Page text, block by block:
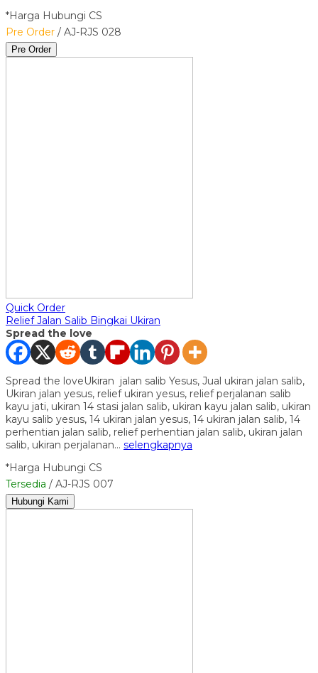
*Harga Hubungi CS
Pre Order / AJ-RJS 028
Pre Order
Quick Order
Relief Jalan Salib Bingkai Ukiran
Spread the love
Spread the loveUkiran jalan salib Yesus, Jual ukiran jalan salib,
Ukiran jalan yesus, relief ukiran yesus, relief perjalanan salib
kayu jati, ukiran 14 stasi jalan salib, ukiran kayu jalan salib, ukiran
kayu salib yesus, 14 ukiran jalan yesus, 14 ukiran jalan salib, 14
perhentian jalan salib, relief perhentian jalan salib, ukiran jalan
salib, ukiran perjalanan… selengkapnya
*Harga Hubungi CS
Tersedia / AJ-RJS 007
Hubungi Kami